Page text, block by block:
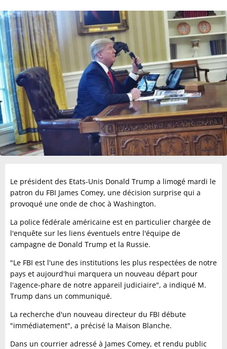
Le président des Etats-Unis Donald Trump a limogé mardi le
patron du FBI James Comey, une décision surprise qui a
provoqué une onde de choc à Washington.
La police fédérale américaine est en particulier chargée de
l'enquête sur les liens éventuels entre l'équipe de
campagne de Donald Trump et la Russie.
"Le FBI est l'une des institutions les plus respectées de notre
pays et aujourd'hui marquera un nouveau départ pour
l'agence-phare de notre appareil judiciaire", a indiqué M.
Trump dans un communiqué.
La recherche d'un nouveau directeur du FBI débute
"immédiatement", a précisé la Maison Blanche.
Dans un courrier adressé à James Comey, et rendu public